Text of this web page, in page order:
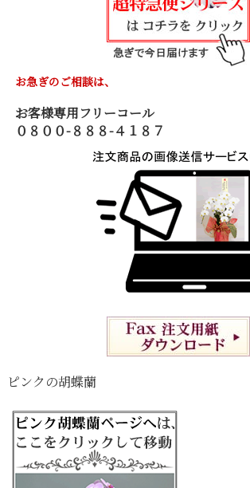
お急ぎのご相談は、
お客様専用フリーコール
０８００-８８８-４１８７
ピンクの胡蝶蘭